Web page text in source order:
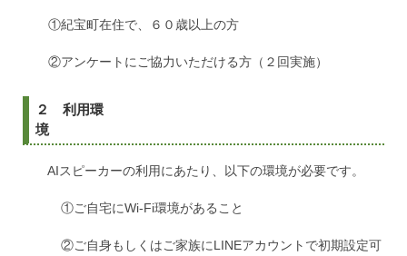
①紀宝町在住で、６０歳以上の方
②アンケートにご協力いただける方（２回実施）
２ 利用環
AIスピーカーの利用にあたり、以下の環境が必要です。
①ご自宅にWi-Fi環境があること
②ご自身もしくはご家族にLINEアカウントで初期設定可